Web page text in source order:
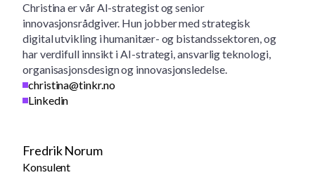
Christina er vår AI-strategist og senior
innovasjonsrådgiver. Hun jobber med strategisk
digital utvikling i humanitær- og bistandssektoren, og
har verdifull innsikt i AI-strategi, ansvarlig teknologi,
organisasjonsdesign og innovasjonsledelse.
christina@tinkr.no
Linkedin
Fredrik Norum
Konsulent